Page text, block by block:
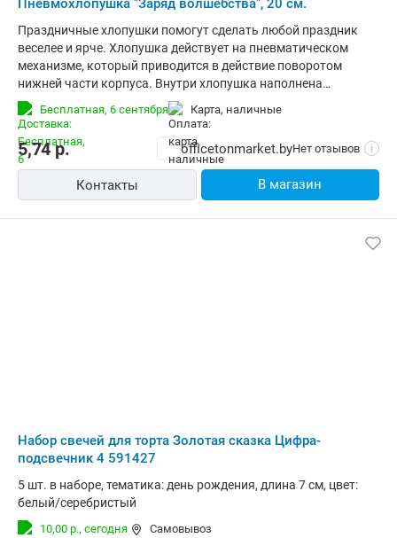
Пневмохлопушка "Заряд волшебства", 20 см.
Праздничные хлопушки помогут сделать любой праздник
веселее и ярче. Хлопушка действует на пневматическом
механизме, который приводится в действие поворотом
нижней части корпуса. Внутри хлопушка наполнена
разноцветным конфетти в виде звезд. Корпус хлопушки
выполнен из дизайнерского материала с голографическим
эффектом, это дополнительно создает ощущение праздника.
Бесплатная, 6 сентября карта, наличные
5,74р. officetonmarket.byНет отзывов i
Контакты В магазин
Набор свечей для торта Золотая сказка Цифра-
подсвечник 4 591427
5 шт. в наборе, тематика: день рождения, длина 7 см, цвет:
белый/серебристый
10,00 р., сегодня
Самовывоз